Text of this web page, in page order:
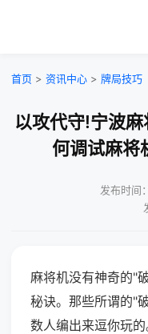
首页 > 资讯中心 > 牌局技巧
以攻代守!宁波
何调试麻将
发布时间
麻将机没有神奇的"
秘诀。那些所谓的"
数人编出来逗你玩